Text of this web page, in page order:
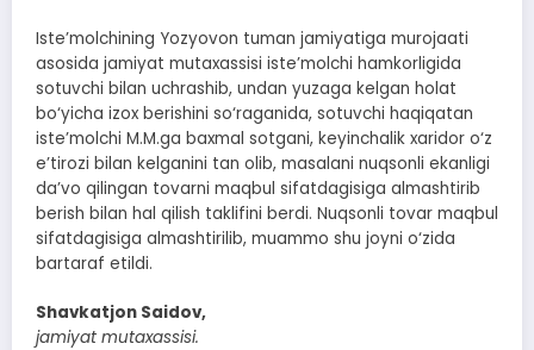
Iste’molchining Yozyovon tuman jamiyatiga murojaati
asosida jamiyat mutaxassisi iste’molchi hamkorligida
sotuvchi bilan uchrashib, undan yuzaga kelgan holat
bo‘yicha izox berishini so‘raganida, sotuvchi haqiqatan
iste’molchi M.M.ga baxmal sotgani, keyinchalik xaridor o‘z
e’tirozi bilan kelganini tan olib, masalani nuqsonli ekanligi
da’vo qilingan tovarni maqbul sifatdagisiga almashtirib
berish bilan hal qilish taklifini berdi. Nuqsonli tovar maqbul
sifatdagisiga almashtirilib, muammo shu joyni o‘zida
bartaraf etildi.
Shavkatjon Saidov,
jamiyat mutaxassisi.